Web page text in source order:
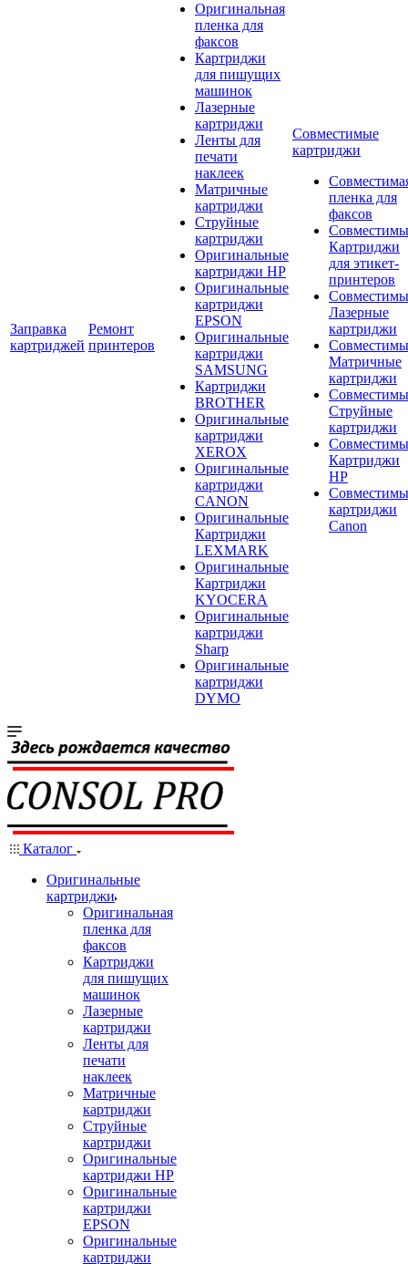
Заправка
картриджей
Ремонт
принтеров
Оригинальная
пленка для
факсов
Картриджи
для пишущих
машинок
Лазерные
картриджи
Ленты для
печати
наклеек
Матричные
картриджи
Струйные
картриджи
Оригинальные
картриджи HP
Оригинальные
картриджи
EPSON
Оригинальные
картриджи
SAMSUNG
Картриджи
BROTHER
Оригинальные
картриджи
XEROX
Оригинальные
картриджи
CANON
Оригинальные
Картриджи
LEXMARK
Оригинальные
Картриджи
KYOCERA
Оригинальные
картриджи
Sharp
Оригинальные
картриджи
DYMO
Совместимые
картриджи
пленка для
факсов
Картриджи
для этикет-
принтеров
Лазерные
картриджи
Матричные
картриджи
Струйные
картриджи
Картриджи
HP
картриджи
Canon
Каталог
Оригинальные
картриджи
Оригинальная
пленка для
факсов
Картриджи
для пишущих
машинок
Лазерные
картриджи
Ленты для
печати
наклеек
Матричные
картриджи
Струйные
картриджи
Оригинальные
картриджи HP
Оригинальные
картриджи
EPSON
Оригинальные
картриджи